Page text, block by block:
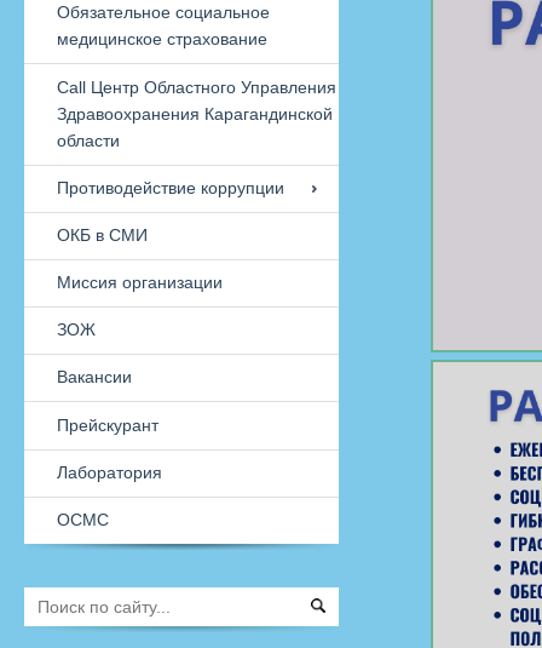
Служба поддержки пациента и
внутреннего контроля
Обязательное социальное
медицинское страхование
Здравоохранения Карагандинской
области
ОКБ в СМИ
Миссия организации
ЗОЖ
Вакансии
Лаборатория